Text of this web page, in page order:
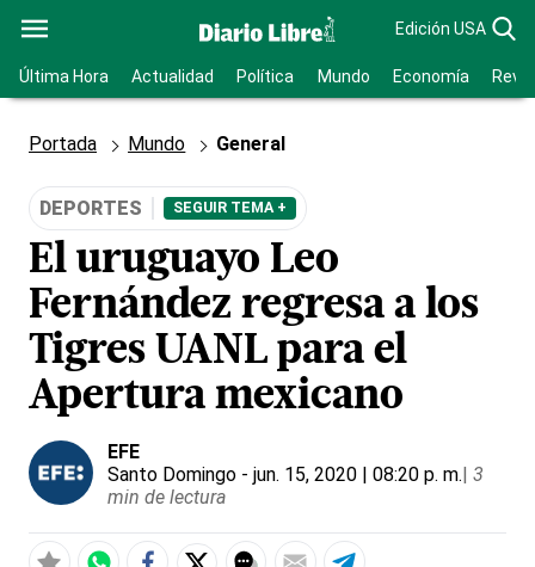
Edición USA
Última Hora Actualidad Política Mundo Economía
Portada Mundo General
DEPORTES SEGUIR TEMA +
El uruguayo Leo
Fernández regresa a los
Tigres UANL para el
Apertura mexicano
EFE
Santo Domingo - jun. 15, 2020 | 08:20 p. m.| 3
min de lectura